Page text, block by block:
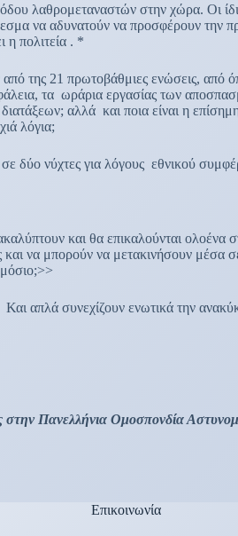
λαθρομεταναστών στην χώρα. Οι
να αδυνατούν να προσφέρουν
η πολιτεία . *
21 πρωτοβάθμιες ενώσεις, από
τα ωράρια εργασίας των
αλλά και ποια είναι η
λόγια;
δύο νύχτες για λόγους εθνικού
και θα επικαλούνται ολοένα
και να μπορούν να μετακινήσουν
απλά συνεχίζουν ενωτικά την
Πανελλήνια Ομοσπονδία
Επικοινωνία